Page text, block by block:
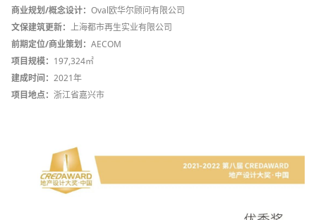
商业规划/概念设计： Oval欧华尔顾问有限公司
文保建筑更新： 上海都市再生实业有限公司
前期定位/商业策划： AECOM
项目规模： 197,324㎡
建成时间： 2021年
项目地点： 浙江省嘉兴市